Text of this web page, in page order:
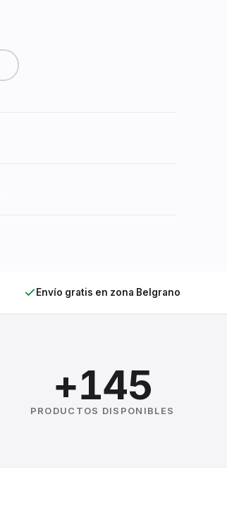
Envío gratis en zona Belgrano
+145
PRODUCTOS DISPONIBLES